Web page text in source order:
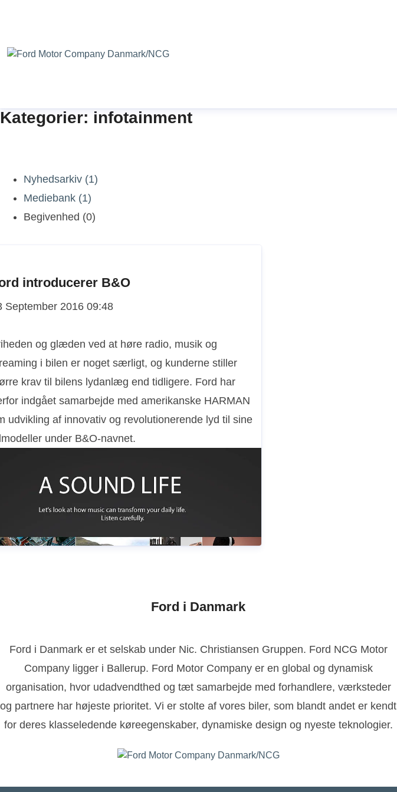
Kategorier: infotainment
Nyhedsarkiv (1)
Mediebank (1)
Begivenhed (0)
introducerer B&O
September 2016 09:48
og glæden ved at høre radio, musik og
i bilen er noget særligt, og kunderne stiller
krav til bilens lydanlæg end tidligere. Ford har
indgået samarbejde med amerikanske HARMAN
udvikling af innovativ og revolutionerende lyd til sine
under B&O-navnet.
Ford i Danmark
Ford i Danmark er et selskab under Nic. Christiansen Gruppen. Ford NCG Motor
Company ligger i Ballerup. Ford Motor Company er en global og dynamisk
organisation, hvor udadvendthed og tæt samarbejde med forhandlere, værksteder
og partnere har højeste prioritet. Vi er stolte af vores biler, som blandt andet er kendt
for deres klasseledende køreegenskaber, dynamiske design og nyeste teknologier.